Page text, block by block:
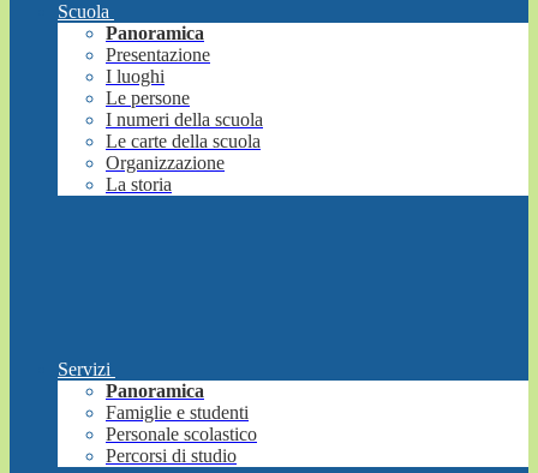
Scuola
Panoramica
Presentazione
I luoghi
Le persone
I numeri della scuola
Le carte della scuola
Organizzazione
La storia
Servizi
Panoramica
Famiglie e studenti
Personale scolastico
Percorsi di studio